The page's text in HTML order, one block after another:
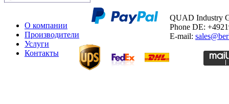
О компании
Производители
Услуги
Контакты
QUAD Industry
Phone DE:
E-mail: